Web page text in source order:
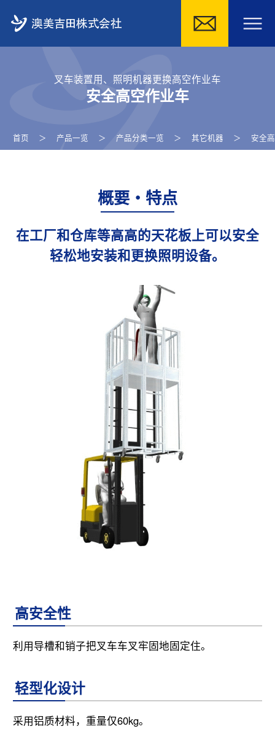
叉车装置用、照明机器更换高空作业车
安全高空作业车
首页 ＞ 产品一览 ＞ 产品分类一览 ＞ 其它机器 ＞ 安全
概要・特点
在工厂和仓库等高高的天花板上可以安全
轻松地安装和更换照明设备。
高安全性
利用导槽和销子把叉车车叉牢固地固定住。
轻型化设计
采用铝质材料，重量仅60kg。